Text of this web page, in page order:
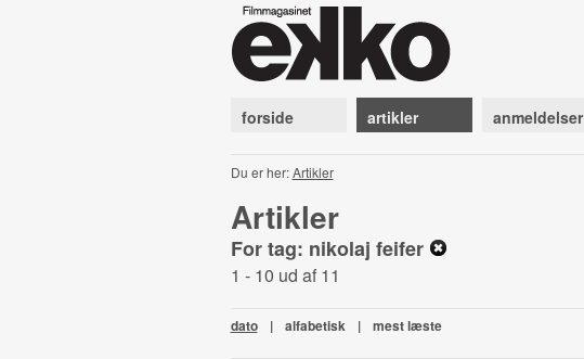
forside artikler anmeldelser
Du er her:Artikler
Artikler
For tag: nikolaj feifer
1 - 10 ud af 11
dato | alfabetisk | mest læste